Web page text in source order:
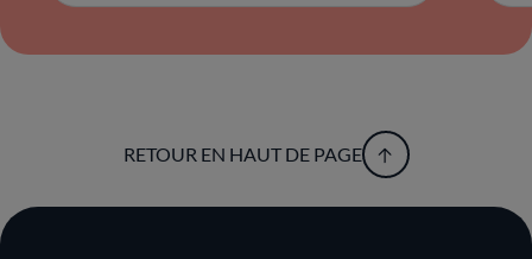
RETOUR EN HAUT DE PAGE